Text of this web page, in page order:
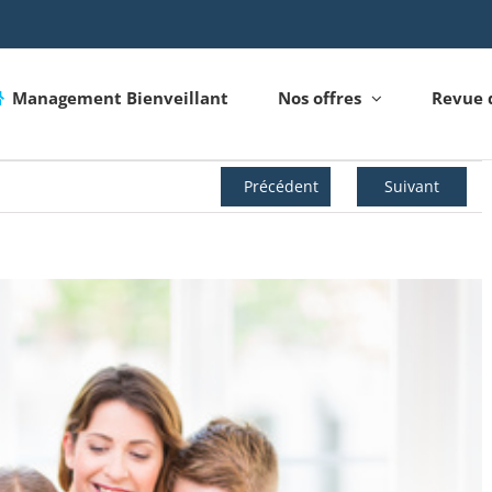
Management Bienveillant Nos offres Revue
Précédent Suivant